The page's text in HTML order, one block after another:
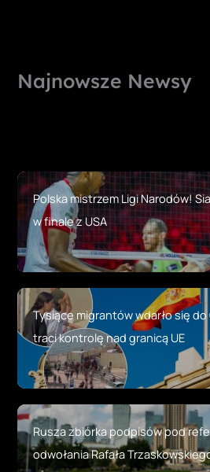
Najnowsze Newsy
Polska mistrzem Ligi Narodów!
w finale z USA
Tysiące migrantów wdarło się
traci kontrolę nad granicą UE
Rusza zbiórka podpisów pod
odwołania Rafała